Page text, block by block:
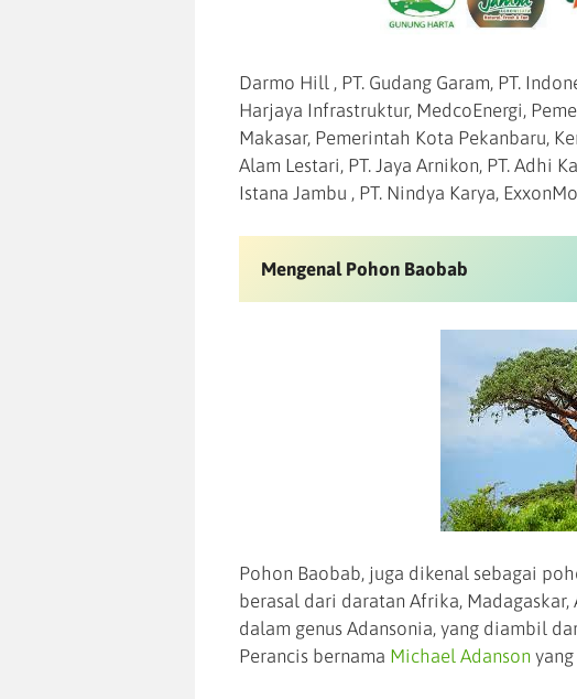
Darmo Hill , PT. Gudang Garam, PT.
Harjaya Infrastruktur, MedcoEnergi,
Makasar, Pemerintah Kota Pekanbaru,
Alam Lestari, PT. Jaya Arnikon, PT. Adhi
Istana Jambu , PT. Nindya Karya,
Mengenal Pohon Baobab
Pohon Baobab, juga dikenal sebagai
berasal dari daratan Afrika,
dalam genus Adansonia, yang diambil
Perancis bernama Michael Adanson